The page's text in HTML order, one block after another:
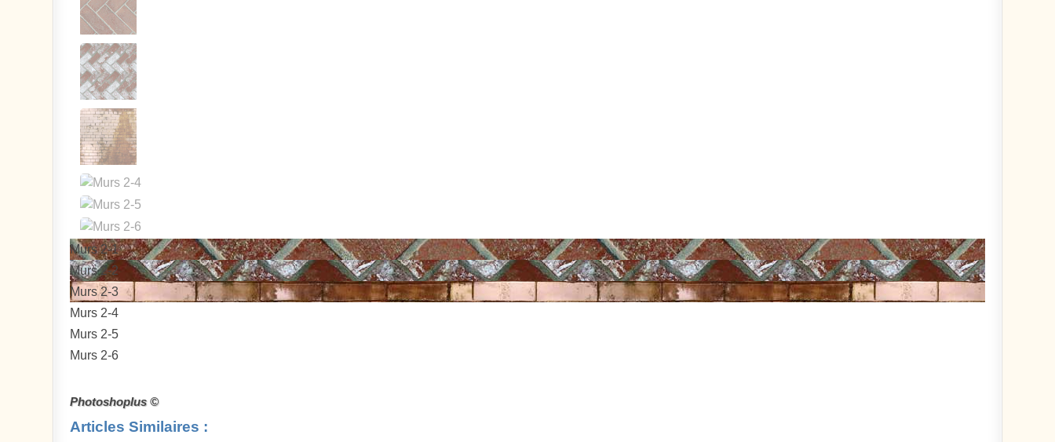
Murs 2-1
Murs 2-2
Murs 2-3
Murs 2-4
Murs 2-5
Murs 2-6
Photoshoplus ©
Articles Similaires :